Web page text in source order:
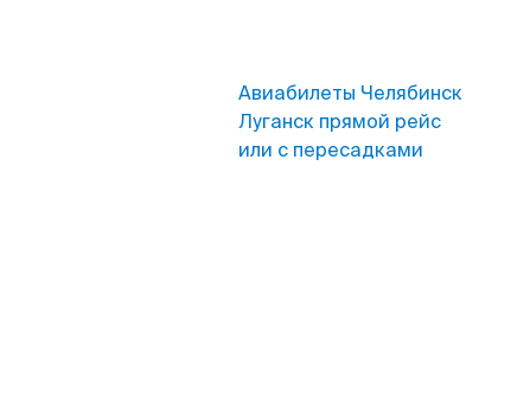
Авиабилеты Челябинск
Луганск прямой рейс
или с пересадками